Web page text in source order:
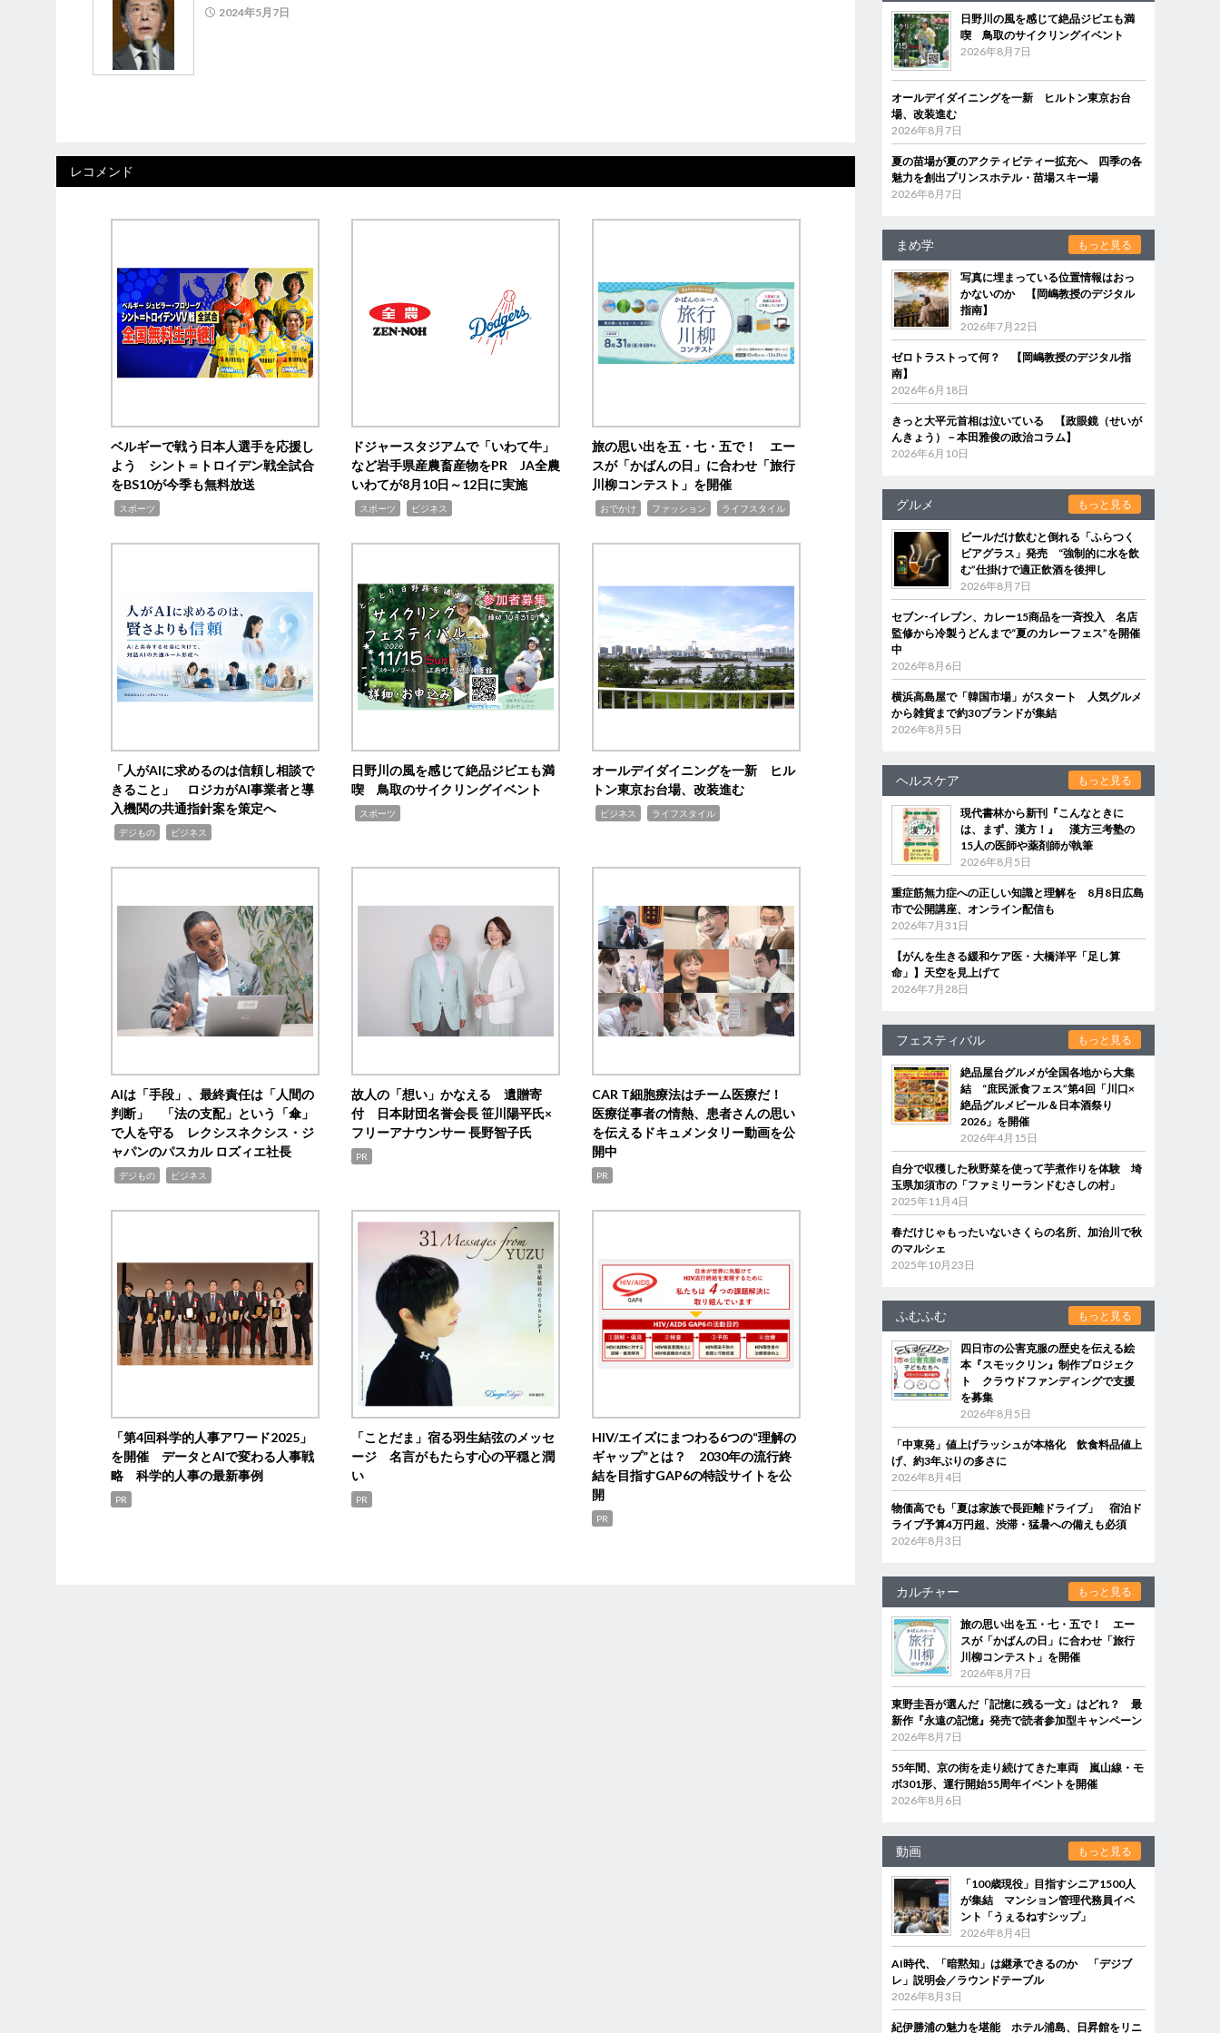
2024年5月7日
レコメンド
ベルギーで戦う日本人選手を応援し
よう シント＝トロイデン戦全試合
をBS10が今季も無料放送
スポーツ
ドジャースタジアムで「いわて牛」
など岩手県産農畜産物をPR JA全農
いわてが8月10日～12日に実施
スポーツ ビジネス
旅の思い出を五・七・五で！ エー
スが「かばんの日」に合わせ「旅行
川柳コンテスト」を開催
おでかけ ファッション ライフスタイル
「人がAIに求めるのは信頼し相談で
きること」 ロジカがAI事業者と導
入機関の共通指針案を策定へ
デジもの ビジネス
日野川の風を感じて絶品ジビエも満
喫 鳥取のサイクリングイベント
スポーツ
オールデイダイニングを一新 ヒル
トン東京お台場、改装進む
ビジネス ライフスタイル
AIは「手段」、最終責任は「人間の
判断」 「法の支配」という「傘」
で人を守る レクシスネクシス・ジ
ャパンのパスカル ロズィエ社長
デジもの ビジネス
故人の「想い」かなえる 遺贈寄
付 日本財団名誉会長 笹川陽平氏×
フリーアナウンサー 長野智子氏
PR
CAR T細胞療法はチーム医療だ！
医療従事者の情熱、患者さんの思い
を伝えるドキュメンタリー動画を公
開中
PR
「第4回科学的人事アワード2025」
を開催 データとAIで変わる人事戦
略 科学的人事の最新事例
PR
「ことだま」宿る羽生結弦のメッセ
ージ 名言がもたらす心の平穏と潤
い
PR
HIV/エイズにまつわる6つの“理解の
ギャップ”とは？ 2030年の流行終
結を目指すGAP6の特設サイトを公
開
PR
日野川の風を感じて絶品ジビエも満
喫 鳥取のサイクリングイベント
2026年8月7日
オールデイダイニングを一新 ヒルトン東京お台
場、改装進む
2026年8月7日
夏の苗場が夏のアクティビティー拡充へ 四季の各
魅力を創出プリンスホテル・苗場スキー場
2026年8月7日
まめ学 もっと見る
写真に埋まっている位置情報はおっ
かないのか 【岡嶋教授のデジタル
指南】
2026年7月22日
ゼロトラストって何？ 【岡嶋教授のデジタル指
南】
2026年6月18日
きっと大平元首相は泣いている 【政眼鏡（せいが
んきょう）－本田雅俊の政治コラム】
2026年6月10日
グルメ もっと見る
ビールだけ飲むと倒れる「ふらつく
ビアグラス」発売 “強制的に水を飲
む”仕掛けで適正飲酒を後押し
2026年8月7日
セブン‐イレブン、カレー15商品を一斉投入 名店
監修から冷製うどんまで“夏のカレーフェス”を開催
中
2026年8月6日
横浜高島屋で「韓国市場」がスタート 人気グルメ
から雑貨まで約30ブランドが集結
2026年8月5日
ヘルスケア もっと見る
現代書林から新刊『こんなときに
は、まず、漢方！』 漢方三考塾の
15人の医師や薬剤師が執筆
2026年8月5日
重症筋無力症への正しい知識と理解を 8月8日広島
市で公開講座、オンライン配信も
2026年7月31日
【がんを生きる緩和ケア医・大橋洋平「足し算
命」】天空を見上げて
2026年7月28日
フェスティバル もっと見る
絶品屋台グルメが全国各地から大集
結 “庶民派食フェス”第4回「川口×
絶品グルメビール＆日本酒祭り
2026」を開催
2026年4月15日
自分で収穫した秋野菜を使って芋煮作りを体験 埼
玉県加須市の「ファミリーランドむさしの村」
2025年11月4日
春だけじゃもったいないさくらの名所、加治川で秋
のマルシェ
2025年10月23日
ふむふむ もっと見る
四日市の公害克服の歴史を伝える絵
本『スモックリン』制作プロジェク
ト クラウドファンディングで支援
を募集
2026年8月5日
「中東発」値上げラッシュが本格化 飲食料品値上
げ、約3年ぶりの多さに
2026年8月4日
物価高でも「夏は家族で長距離ドライブ」 宿泊ド
ライブ予算4万円超、渋滞・猛暑への備えも必須
2026年8月3日
カルチャー もっと見る
旅の思い出を五・七・五で！ エー
スが「かばんの日」に合わせ「旅行
川柳コンテスト」を開催
2026年8月7日
東野圭吾が選んだ「記憶に残る一文」はどれ？ 最
新作『永遠の記憶』発売で読者参加型キャンペーン
2026年8月7日
55年間、京の街を走り続けてきた車両 嵐山線・モ
ボ301形、運行開始55周年イベントを開催
2026年8月6日
動画 もっと見る
「100歳現役」目指すシニア1500人
が集結 マンション管理代務員イベ
ント「うぇるねすシップ」
2026年8月4日
AI時代、「暗黙知」は継承できるのか 「デジブ
レ」説明会／ラウンドテーブル
2026年8月3日
紀伊勝浦の魅力を堪能 ホテル浦島、日昇館をリニ